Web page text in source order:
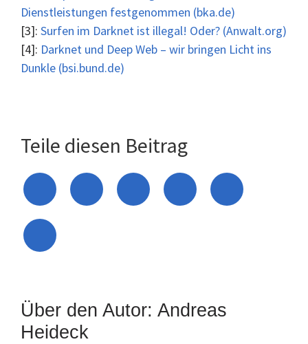
Dienstleistungen festgenommen (bka.de)
[3]: Surfen im Darknet ist illegal! Oder? (Anwalt.org)
[4]: Darknet und Deep Web – wir bringen Licht ins
Dunkle (bsi.bund.de)
Teile diesen Beitrag
Über den Autor: Andreas
Heideck